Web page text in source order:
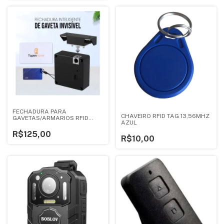
FECHADURA PARA
GAVETAS/ARMARIOS RFID
R$125,00
CHAVEIRO RFID TAG 13,56MHZ
AZUL
R$10,00